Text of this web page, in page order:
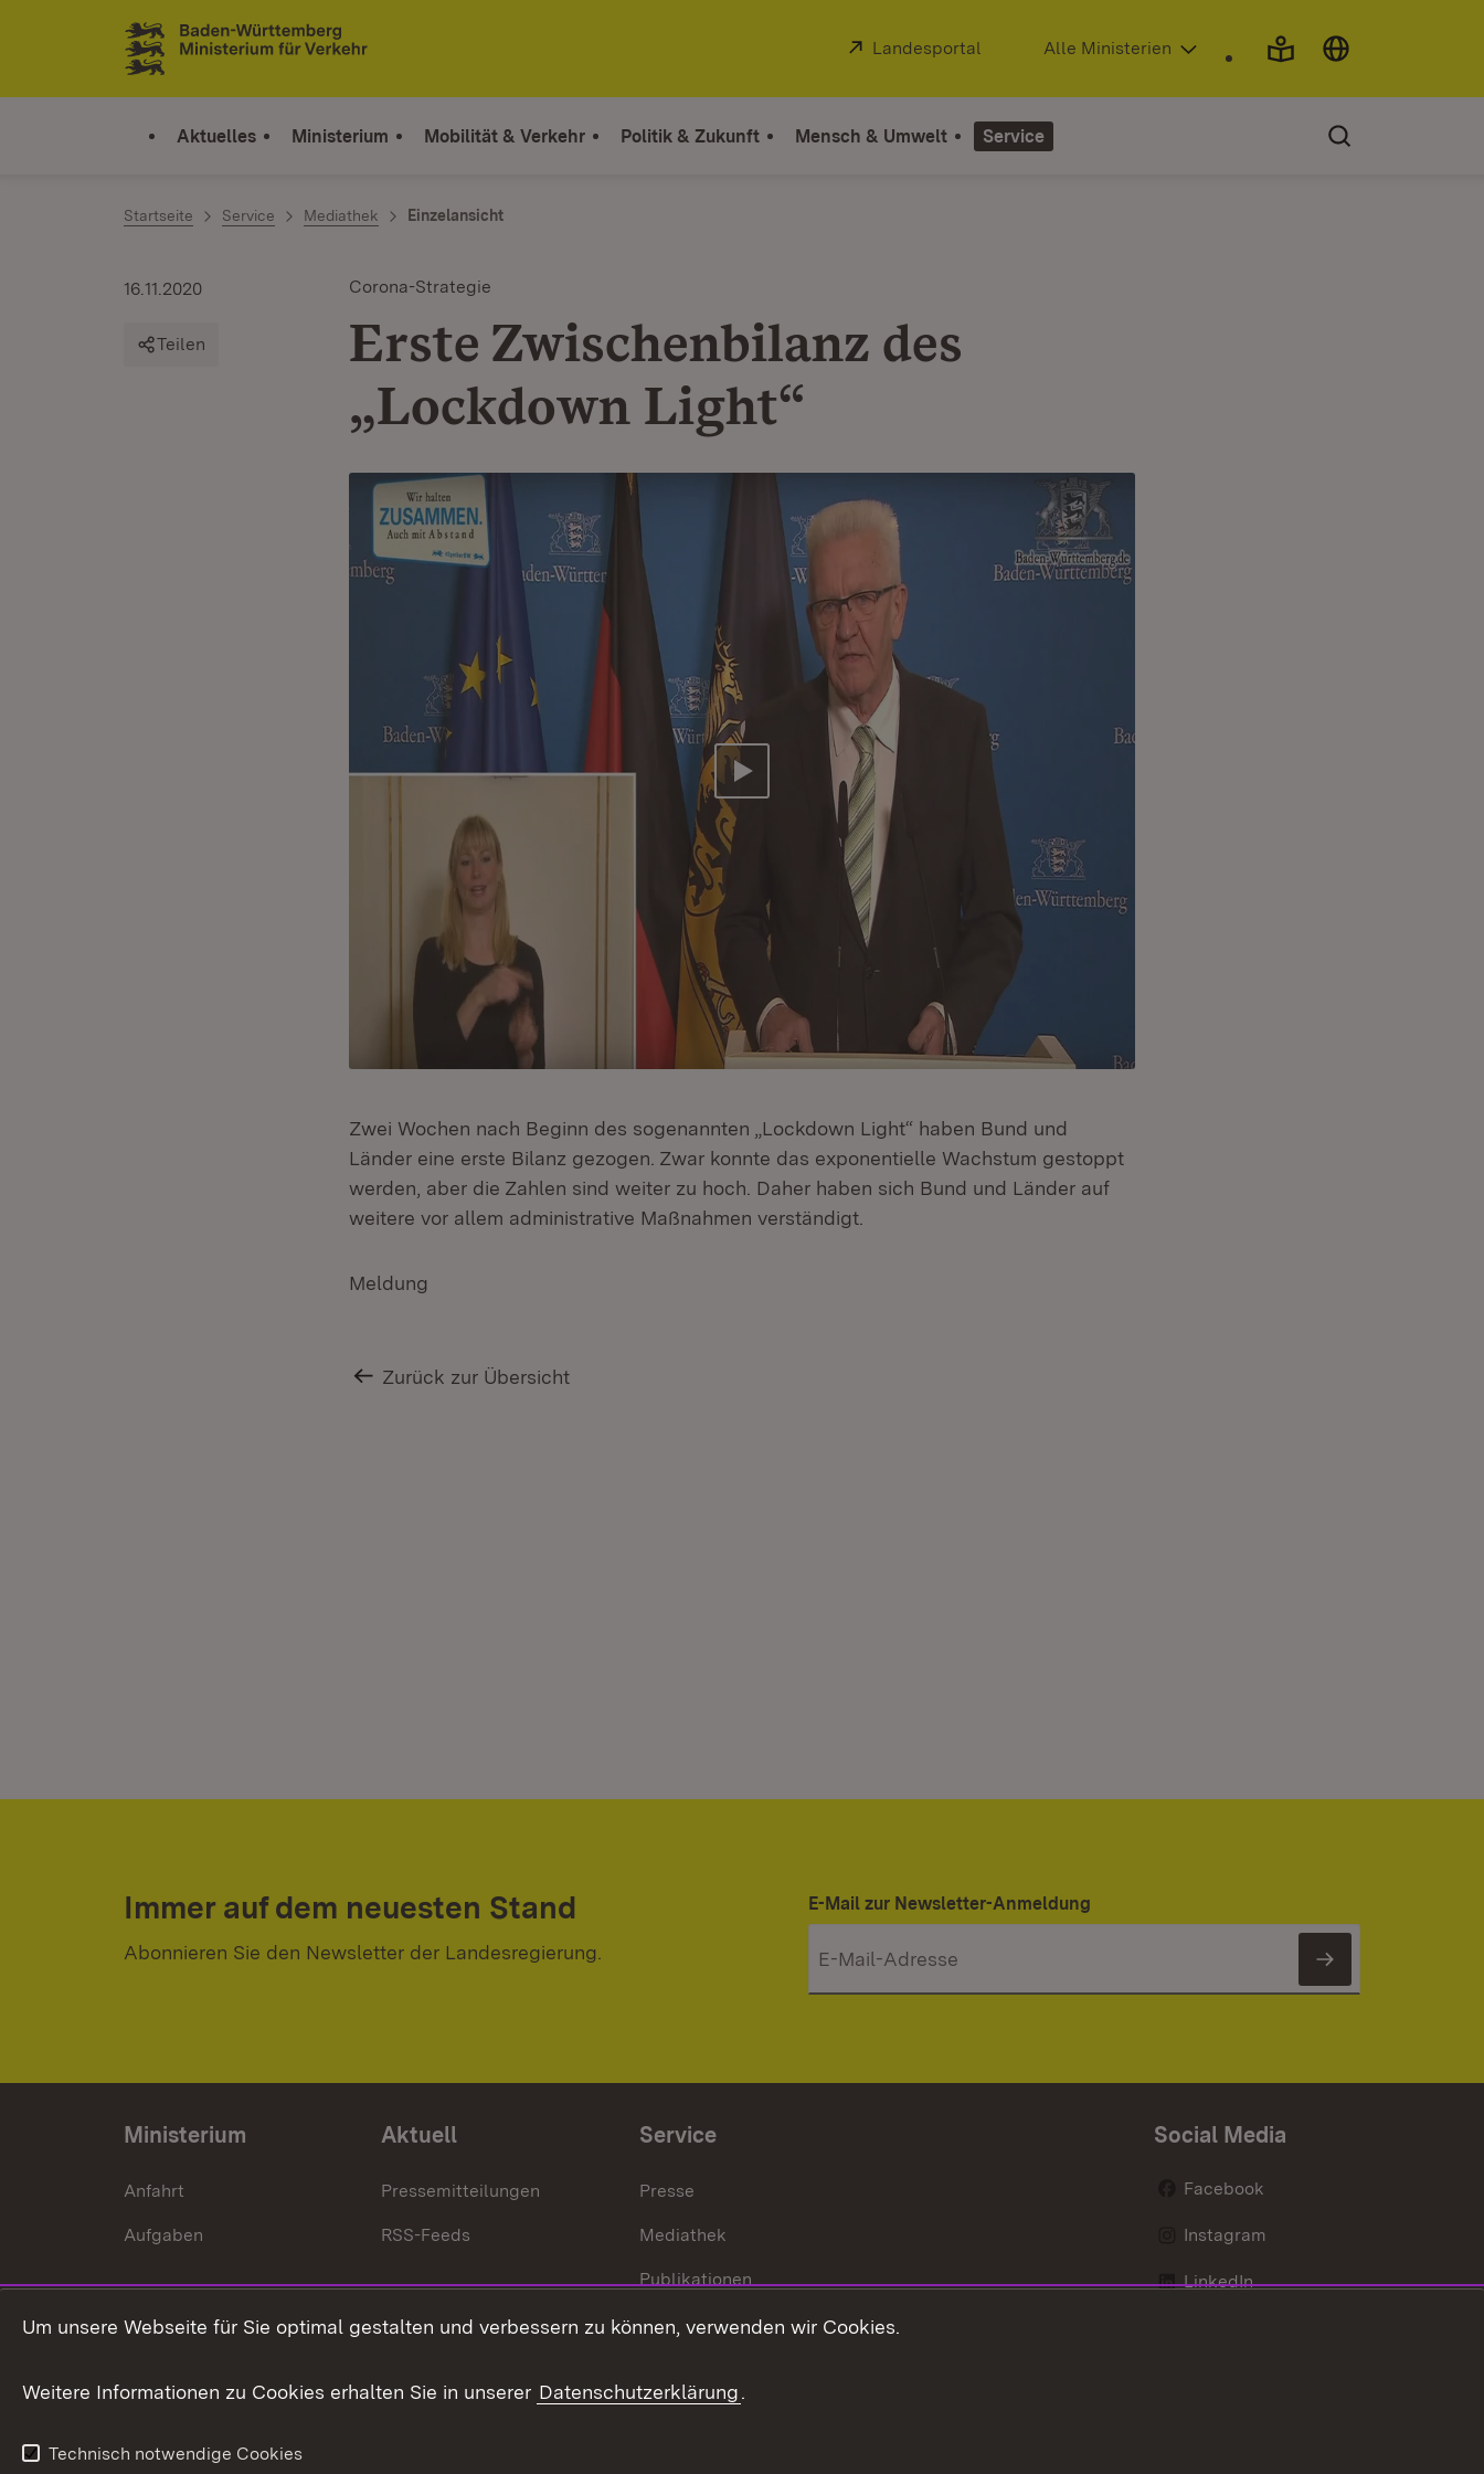
Zum Inhalt springen
Link zur Startseite
Extern:
Landesportal (Öffnet in neuem Fenster)
Alle Ministerien
Aktuelles Ministerium Mobilität & Verkehr Politik & Zukunft Mensch & Umwelt Service
Startseite Service Mediathek Einzelansicht
Corona-Strategie
Erste Zwischenbilanz des
„Lockdown Light“
16.11.2020
Teilen
Video abspielen
Zwei Wochen nach Beginn des sogenannten „Lockdown Light“ haben Bund und
Länder eine erste Bilanz gezogen. Zwar konnte das exponentielle Wachstum gestoppt
werden, aber die Zahlen sind weiter zu hoch. Daher haben sich Bund und Länder auf
weitere vor allem administrative Maßnahmen verständigt.
Meldung
Zurück zur Übersicht
Immer auf dem neuesten Stand
Abonnieren Sie den Newsletter der Landesregierung.
E-Mail zur Newsletter-Anmeldung
Newsletter
Ministerium
Anfahrt
Aufgaben
Aktuell
Pressemitteilungen
RSS-Feeds
Service
Presse
Mediathek
Publikationen
Stellen und Ausbildung
Verkehrsinformationen
Social Media
Facebook
Instagram
LinkedIn
Um unsere Webseite für Sie optimal gestalten und verbessern zu können, verwenden wir Cookies.
Weitere Informationen zu Cookies erhalten Sie in unserer Datenschutzerklärung.
Technisch notwendige Cookies